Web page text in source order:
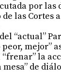
por
las Cortes
“actual”
mejor”
“frenar” la
de